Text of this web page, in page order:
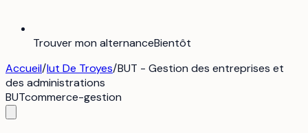
Trouver mon alternanceBientôt
Accueil/Iut De Troyes/BUT - Gestion des entreprises et
des administrations
BUTcommerce-gestion